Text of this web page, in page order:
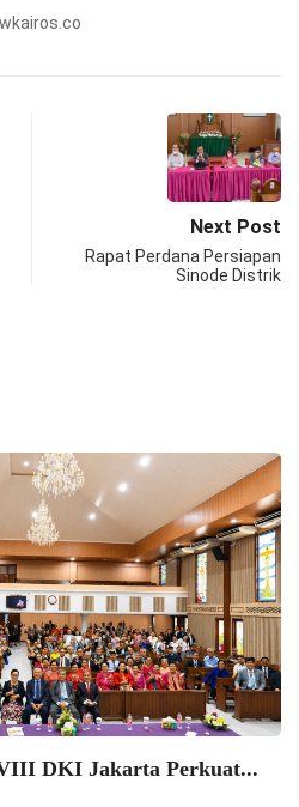
Next Post
Rapat Perdana Persiapan
Sinode Distrik
DKI Jakarta Perkuat...